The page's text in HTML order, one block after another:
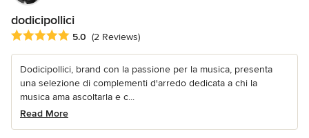
dodicipollici
Average rating: 5 out of 5 stars
5.0 (2 Reviews)
Dodicipollici, brand con la passione per la musica, presenta
una selezione di complementi d'arredo dedicata a chi la
musica ama ascoltarla e c...
Read More